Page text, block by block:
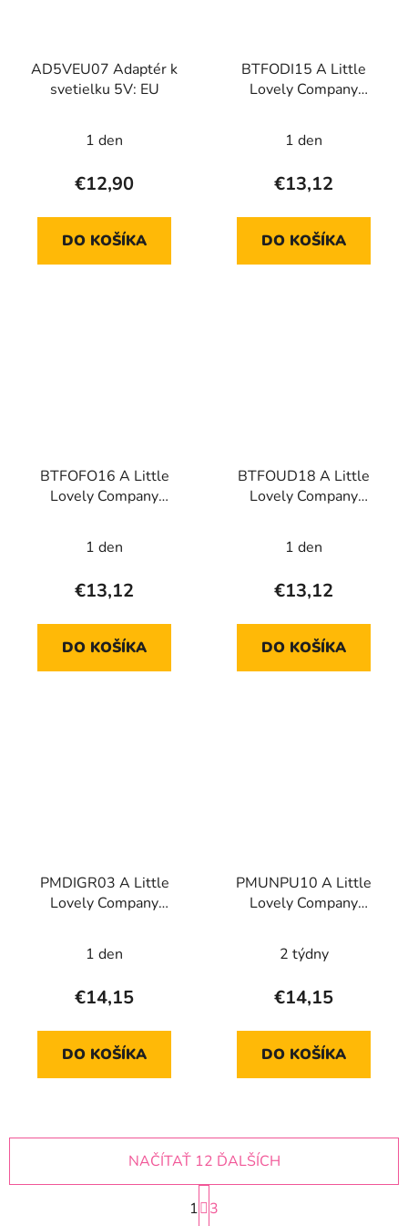
AD5VEU07 Adaptér k
svetielku 5V: EU
1 den
€12,90
DO KOŠÍKA
BTFODI15 A Little
Lovely Company
kúpeľa - Dinosaury
1 den
€13,12
DO KOŠÍKA
BTFOFO16 A Little
Lovely Company
kúpeľa - Kamaráti z lesa
1 den
€13,12
DO KOŠÍKA
BTFOUD18 A Little
Lovely Company
kúpeľa - Jednorožce
1 den
€13,12
DO KOŠÍKA
PMDIGR03 A Little
Lovely Company
Dinosaury
1 den
€14,15
DO KOŠÍKA
PMUNPU10 A Little
Lovely Company
Jednorožce
2 týdny
€14,15
DO KOŠÍKA
NAČÍTAŤ 12 ĎALŠÍCH
S
t
1
3